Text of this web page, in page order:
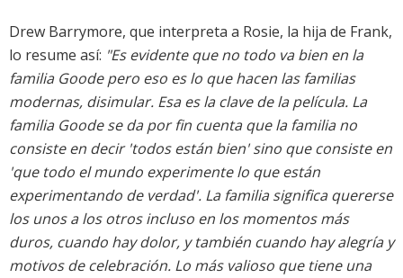
Drew Barrymore, que interpreta a Rosie, la hija de Frank,
lo resume así: "Es evidente que no todo va bien en la
familia Goode pero eso es lo que hacen las familias
modernas, disimular. Esa es la clave de la película. La
familia Goode se da por fin cuenta que la familia no
consiste en decir 'todos están bien' sino que consiste en
'que todo el mundo experimente lo que están
experimentando de verdad'. La familia significa quererse
los unos a los otros incluso en los momentos más
duros, cuando hay dolor, y también cuando hay alegría y
motivos de celebración. Lo más valioso que tiene una